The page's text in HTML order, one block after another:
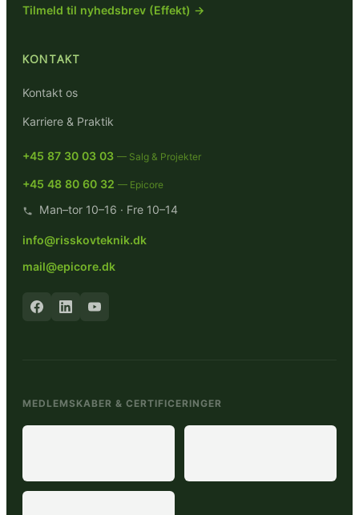
Tilmeld til nyhedsbrev (Effekt) →
KONTAKT
Kontakt os
Karriere & Praktik
+45 87 30 03 03 — Salg & Projekter
+45 48 80 60 32 — Epicore
Man–tor 10–16 · Fre 10–14
info@risskovteknik.dk
mail@epicore.dk
MEDLEMSKABER & CERTIFICERINGER